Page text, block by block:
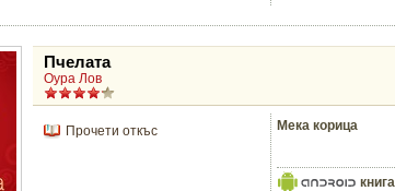
Пчелата
Оура Лов
Прочети откъс Мека корица
книга